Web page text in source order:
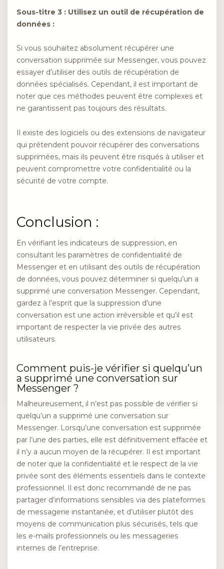
Sous-titre 3 : Utilisez un outil de récupération de
données :
Si vous souhaitez absolument récupérer une
conversation supprimée sur Messenger, vous pouvez
essayer d’utiliser des outils de récupération de
données spécialisés. Cependant, il est important de
noter que ces méthodes peuvent être complexes et
ne garantissent pas toujours des résultats.
Il existe des logiciels ou des extensions de navigateur
qui prétendent pouvoir récupérer des conversations
supprimées, mais ils peuvent être risqués à utiliser et
peuvent compromettre votre confidentialité ou la
sécurité de votre compte.
Conclusion :
En vérifiant les indicateurs de suppression, en
consultant les paramètres de confidentialité de
Messenger et en utilisant des outils de récupération
de données, vous pouvez déterminer si quelqu’un a
supprimé une conversation Messenger. Cependant,
gardez à l’esprit que la suppression d’une
conversation est une action irréversible et qu’il est
important de respecter la vie privée des autres
utilisateurs.
Comment puis-je vérifier si quelqu’un
a supprimé une conversation sur
Messenger ?
Malheureusement, il n’est pas possible de vérifier si
quelqu’un a supprimé une conversation sur
Messenger. Lorsqu’une conversation est supprimée
par l’une des parties, elle est définitivement effacée et
il n’y a aucun moyen de la récupérer. Il est important
de noter que la confidentialité et le respect de la vie
privée sont des éléments essentiels dans le contexte
professionnel. Il est donc recommandé de ne pas
partager d’informations sensibles via des plateformes
de messagerie instantanée, et d’utiliser plutôt des
moyens de communication plus sécurisés, tels que
les e-mails professionnels ou les messageries
internes de l’entreprise.